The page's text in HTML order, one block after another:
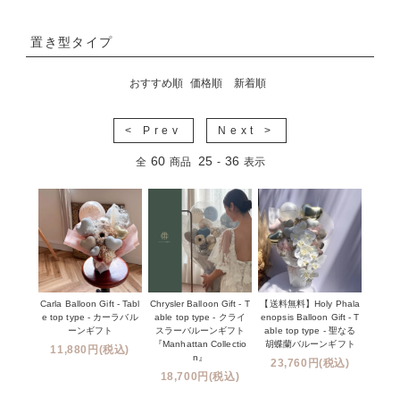
置き型タイプ
おすすめ順 価格順 新着順
< Prev Next >
全 60 商品 25 - 36 表示
Carla Balloon Gift - Tabl
e top type - カーラバル
ーンギフト
11,880円(税込)
Chrysler Balloon Gift - T
able top type - クライ
スラーバルーンギフト
『Manhattan Collectio
n』
18,700円(税込)
【送料無料】Holy Phala
enopsis Balloon Gift - T
able top type - 聖なる
胡蝶蘭バルーンギフト
23,760円(税込)